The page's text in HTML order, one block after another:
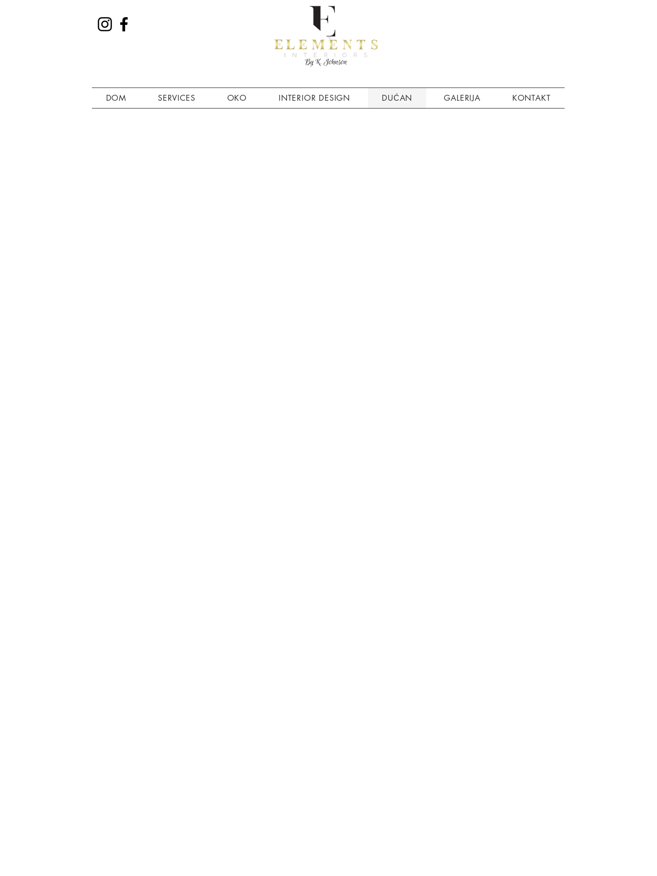
DOM SERVICES OKO INTERIOR DESIGN DUĆAN GALERIJA KONTAKT